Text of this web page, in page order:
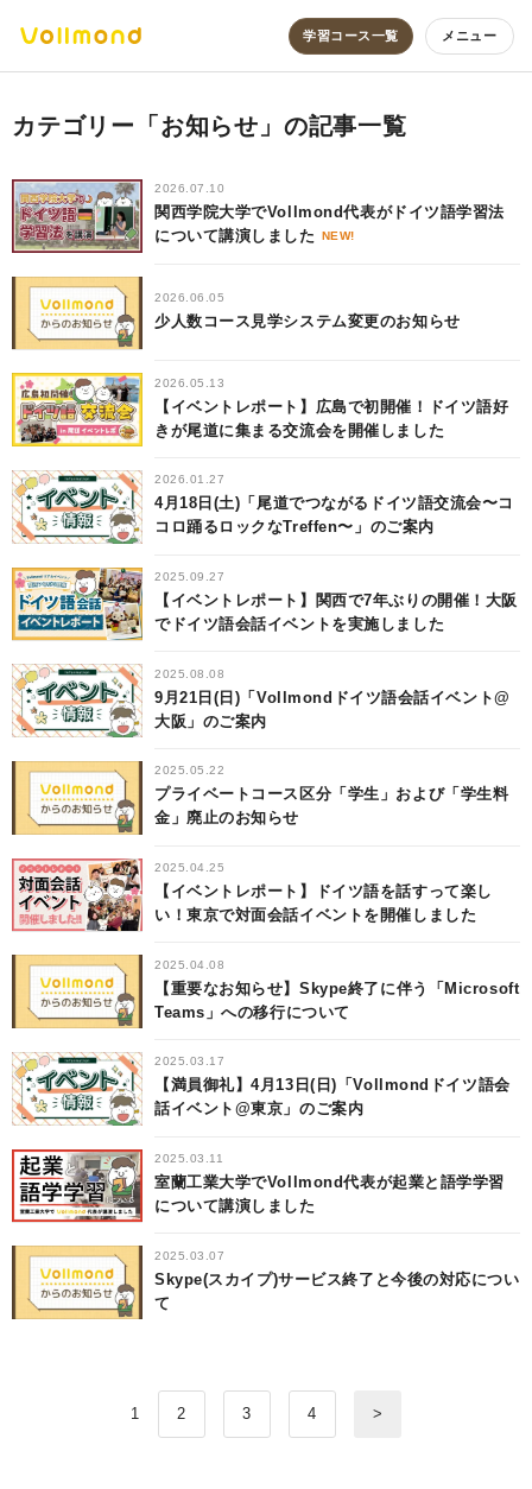
学習コース一覧 メニュー
カテゴリー「お知らせ」の記事一覧
2026.07.10
関西学院大学でVollmond代表がドイツ語学習法
について講演しました
NEW!
2026.06.05
少人数コース見学システム変更のお知らせ
2026.05.13
【イベントレポート】広島で初開催！ドイツ語好
きが尾道に集まる交流会を開催しました
2026.01.27
4月18日(土)「尾道でつながるドイツ語交流会〜コ
コロ踊るロックなTreffen〜」のご案内
2025.09.27
【イベントレポート】関西で7年ぶりの開催！大阪
でドイツ語会話イベントを実施しました
2025.08.08
9月21日(日)「Vollmondドイツ語会話イベント@
大阪」のご案内
2025.05.22
プライベートコース区分「学生」および「学生料
金」廃止のお知らせ
2025.04.25
【イベントレポート】ドイツ語を話すって楽し
い！東京で対面会話イベントを開催しました
2025.04.08
【重要なお知らせ】Skype終了に伴う「Microsoft
Teams」への移行について
2025.03.17
【満員御礼】4月13日(日)「Vollmondドイツ語会
話イベント@東京」のご案内
2025.03.11
室蘭工業大学でVollmond代表が起業と語学学習
について講演しました
2025.03.07
Skype(スカイプ)サービス終了と今後の対応につい
て
1 2 3 4 >